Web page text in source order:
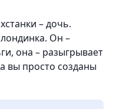
– дочь.
Он –
она – разыгрывает
вы просто созданы